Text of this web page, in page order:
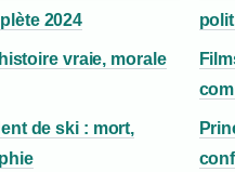
2024
vraie, morale
de ski : mort,